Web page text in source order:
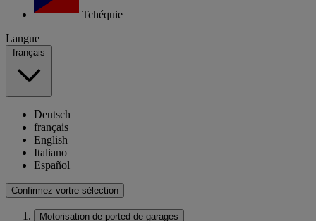
Tchéquie
Langue
français
Deutsch
français
English
Italiano
Español
Confirmez vortre sélection
Motorisation de ported de garages